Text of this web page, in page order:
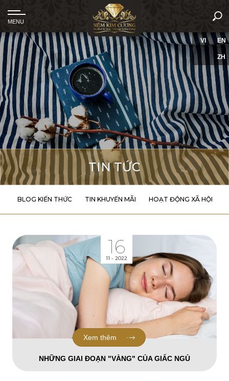
VI EN
ZH
TIN TỨC
BLOG KIẾN THỨC TIN KHUYẾN MÃI HOẠT ĐỘNG XÃ HỘI
16
11 - 2022
NHỮNG GIAI ĐOẠN "VÀNG" CỦA GIẤC NGỦ
Xem thêm